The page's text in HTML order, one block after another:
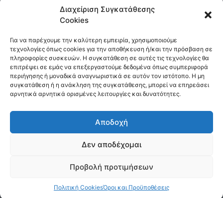
Διαχείριση Συγκατάθεσης
Cookies
Για να παρέχουμε την καλύτερη εμπειρία, χρησιμοποιούμε
τεχνολογίες όπως cookies για την αποθήκευση ή/και την πρόσβαση σε
πληροφορίες συσκευών. Η συγκατάθεση σε αυτές τις τεχνολογίες θα
επιτρέψει σε εμάς να επεξεργαστούμε δεδομένα όπως συμπεριφορά
περιήγησης ή μοναδικά αναγνωριστικά σε αυτόν τον ιστότοπο. Η μη
συγκατάθεση ή η ανάκληση της συγκατάθεσης, μπορεί να επηρεάσει
αρνητικά αρνητικά ορισμένες λειτουργίες και δυνατότητες.
Αποδοχή
Δεν αποδέχομαι
Προβολή προτιμήσεων
Πολιτική CookiesΌροι και Προϋποθέσεις
Αρχική Προϊόντα
Προφίλ
Επικοινωνία
Όροι και Προϋποθέσεις
Τρόποι Αποστολής & Πολιτική Επιστροφών
Τρόποι Πληρωμής
ΕΠΙΚΟΙΝΩΝΙΑ
Τηλ : 210 9575358, Fax : 210 9585103
Αρ. ΓΕΜΗ: 5809301000